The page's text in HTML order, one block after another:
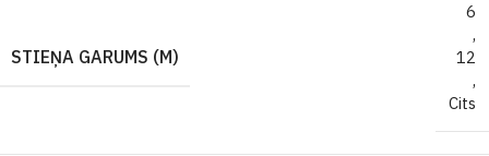
STIEŅA GARUMS (M)
6
,
12
,
Cits